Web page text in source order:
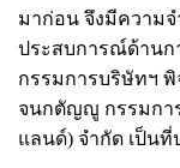
มาก่อน จึงมีความจ
ประสบการณ์ด้านก
กรรมการบริษัทฯ
จนกตัญญู กรรมกา
แลนด์) จำกัด เป็น